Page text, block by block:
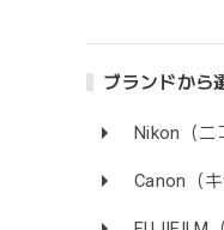
ブランドから
Nikon（ニ
Canon（キ